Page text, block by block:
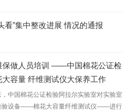
看”集中整改进展 情况的通报
保做人员培训 ——中国棉花公证检
容量 纤维测试仪大保养工作
，中国棉花公证检验阿拉尔实验室对实验室
验设备——棉花大容量纤维测试仪——进行